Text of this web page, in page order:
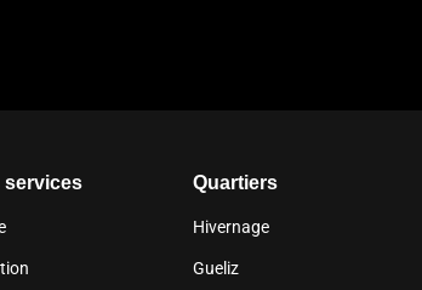
services Quartiers
Hivernage
Gueliz